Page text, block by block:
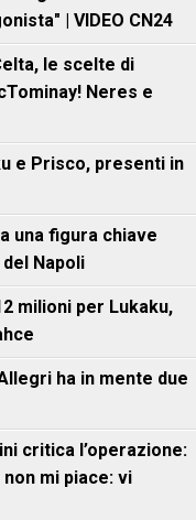
| VIDEO CN24
le scelte di
Neres e
e Prisco, presenti in
una figura chiave
Napoli
milioni per Lukaku,
ha in mente due
critica l’operazione:
mi piace: vi